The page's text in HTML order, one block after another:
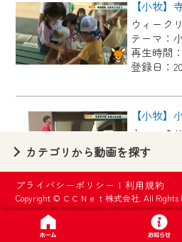
【小牧】
テーマ：
再生時間
登録日：
テーマ：
再生時間：
登録日：
カテゴリから動画を探す
プライバシーポリシー |利用規約
Copyright © ＣＣＮｅｔ株式会社. All Rights
一部コンテンツを除き、
CCNetサービスへの加
ページ※』へのログイン
す。
いたします。
要となります。
※MyIDとは、CCNet Web
各種サービスをご利用頂
IDはお客様が使ってい
で設定できます。